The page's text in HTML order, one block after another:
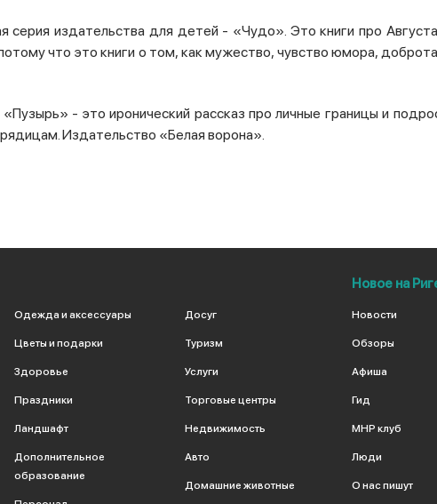
серия издательства для детей - «Чудо». Это книги про
что это книги о том, как мужество, чувство юмора,
- это иронический рассказ про личные границы и
Издательство «Белая ворона».
Одежда и аксессуары
Цветы и подарки
Здоровье
Праздники
Ландшафт
Дополнительное
образование
Досуг
Туризм
Услуги
Торговые центры
Недвижимость
Авто
Домашние животные
Новое на
Новости
Обзоры
Афиша
Гид
МНР клуб
Люди
О нас пишут